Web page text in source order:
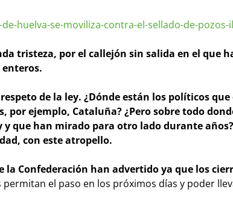
huelva-se-moviliza-contra-el-sellado-de-pozos-
tristeza, por el callejón sin salida en el que
de la ley. ¿Dónde están los políticos
ejemplo, Cataluña? ¿Pero sobre todo
que han mirado para otro lado durante
con este atropello.
la Confederación han advertido ya que los
el paso en los próximos días y poder